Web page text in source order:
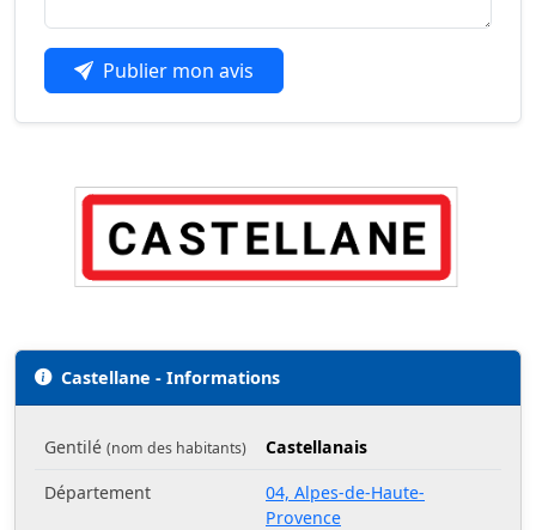
Publier mon avis
Castellane - Informations
Gentilé (nom des habitants)
Castellanais
Département
04, Alpes-de-Haute-
Provence